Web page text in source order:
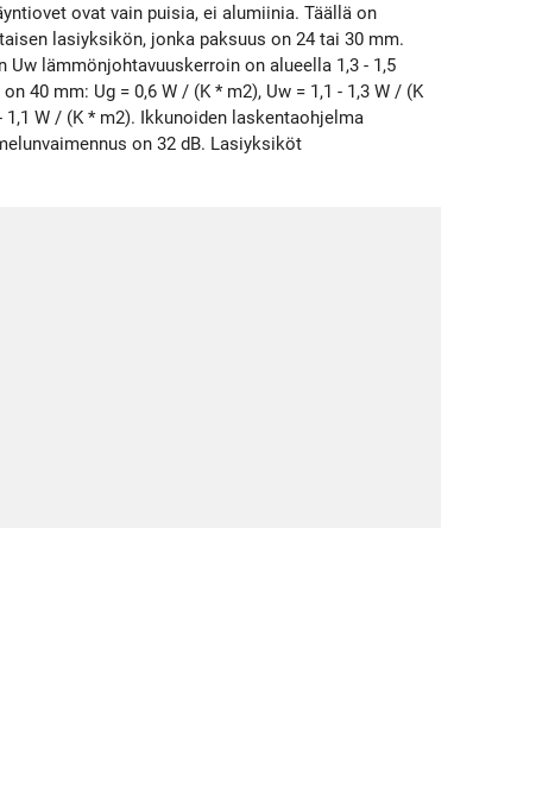
ovat vain puisia, ei alumiinia. Täällä on
lasiyksikön, jonka paksuus on 24 tai 30 mm.
lämmönjohtavuuskerroin on alueella 1,3 - 1,5
mm: Ug = 0,6 W / (K * m2), Uw = 1,1 - 1,3 W / (K
W / (K * m2). Ikkunoiden laskentaohjelma
on 32 dB. Lasiyksiköt